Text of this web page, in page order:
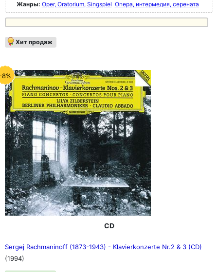
Жанры: Oper, Oratorium, Singspiel Опера, интермедия, серената
Хит продаж
8%
CD
Sergej Rachmaninoff (1873-1943) - Klavierkonzerte Nr.2 & 3 (CD)
(1994)